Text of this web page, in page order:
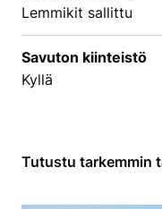
Lemmikit sallittu
Savuton kiinteistö
Kyllä
Tutustu tarkemmin